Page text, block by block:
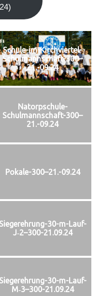
Schule-im-Kirchviertel-
Schulmannschaft-300–
21.-09.24
Natorpschule-
Schulmannschaft-300–
21.-09.24
Pokale-300–21.-09.24
Siegerehrung-30-m-Lauf-
J‑2–300-21.09.24
Siegerehrung-30-m-Lauf-
M‑3–300-21.09.24